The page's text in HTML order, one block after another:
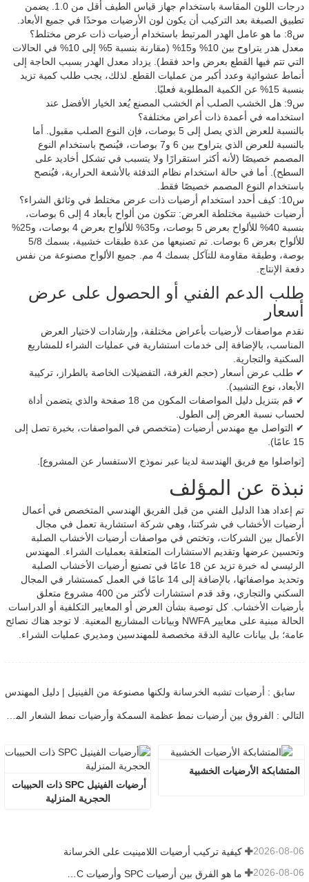
درجات اللون المقاسة باستخدام جهاز قياس الطيف أقل من 1.0. يضمن
تطبيق الصبغة بعد التركيب أن يكون لون الأرضيات موحدًا في جميع الأبعاد.
س8: ما هو عامل الهدر المرتبط باستخدام أرضيات ذات عرض مختلط؟
معدل هدر يتراوح بين 10% و15% (مقارنة بنسبة 5% إلى 10% في الحالات
التي تتم فيها القطع بعرض واحد فقط). يزداد معدل الهدر بسبب الحاجة إلى
أنماط عشوائية وعدد أكبر من عمليات القطع. لذلك، يجب طلب كمية تزيد
بنسبة 15% عن الكمية المطلوبة فعليًا.
س9: هل الخشب الصلب أم الخشب المصنع يُعد الخيار الأفضل عند
استخدامه في أعمدة ذات أعراض مختلفة؟
بالنسبة للعرض الذي يصل إلى 5 بوصات، فإن النوع الصلب مقبول. أما
بالنسبة للعرض الذي يتراوح بين 6 و7 بوصات، فيُنصح باستخدام النوع
المصمم خصيصًا (لأنه أكثر استقرارًا ولا يتسبب في تشكل أخاديد على
السطح). أما في حالة استخدام نظام التدفئة بالأشعة الحرارية، فيُنصح
باستخدام النوع المصمم خصيصًا فقط.
س10: كيف أحدد استخدام أرضيات ذات عرض مختلط في وثائق الشراء؟
أرضيات خشبية مختلطة العرض: تتكون من ألواح بأبعاد 4 إلى 6 بوصات،
بنسبة 40% للألواح بعرض 5 بوصات، و35% للألواح بعرض 4 بوصات، و25%
للألواح بعرض 6 بوصات. تم تصنيعها من عدة طبقات خشبية، بسمك 5/8
بوصة، وطبقة مقاومة للتآكل بسمك 4 مم. جميع الألواح مصنوعة من نفس
دفعة الإنتاج.
طلب الدعم الفني أو الحصول على عرض
أسعار
نقدم مواصفات لأرضيات بأعراض مختلفة، وإرشادات لاختيار العرض
المناسب، بالإضافة إلى خدمات استشارية في عمليات الشراء للمشاريع
السكنية والتجارية.
✔ طلب عرض أسعار (حجم الغرفة، التفضيلات الخاصة بالطراز، تركيبة
الأبعاد، نوع التشييد).
✔ قم بتنزيل دليل المواصفات المكون من 18 صفحة والذي يتضمن أداة
لحساب نسبة العرض إلى الطول.
✔ التواصل مع مهندس أرضيات (متخصص في المواصفات، بخبرة تصل إلى
15 عامًا).
[تواصلوا مع فريق الهندسة لدينا عبر نموذج الاستفسار عن المشروع].
نبذة عن المؤلف
تم إعداد هذا الدليل الفني من قبل الفريق الهندسي المتخصص في أعمال
أرضيات الأخشاب في شركتنا، وهي شركة استشارية تعمل في مجال
الأعمال بين الشركات، وتختص في مواصفات أرضيات الأخشاب الصلبة
وتحسين عرضها وتقديم الاستشارات المتعلقة بعمليات الشراء. المهندس
الرئيسي له خبرة تزيد عن 18 عامًا في تصنيع أرضيات الأخشاب الصلبة
وتحديد مواصفاتها، بالإضافة إلى 14 عامًا في العمل كمستشار في المجال
السكني والتجاري، وقد قدم استشارات لأكثر من 400 مشروع متعلق
بأرضيات الأخشاب. كل توصية بشأن العرض أو المعايير التكلفية أو الدراسات
الحالة مبنية على معايير NWFA وبيانات المشاريع المعنية. لا توجد هناك نصائح
عامة؛ بل بيانات عالية الدقة مخصصة للمهندسين ومديري عمليات الشراء.
سابق : أرضيات تشبه الخرسانة ولكنها مصنوعة من الفينيل | دليل المهندس
الحجرية المنزلية
المتشابكة الأرضيات الخشبية
كيفية تركيب أرضيات اللامينيت على الخرسانة 2026-08-06
2026-08-06